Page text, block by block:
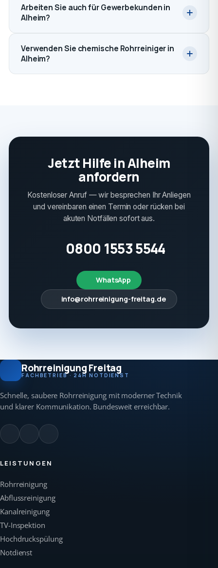
Arbeiten Sie auch für Gewerbekunden in
Alheim?
Verwenden Sie chemische Rohrreiniger in
Alheim?
Jetzt Hilfe in Alheim
anfordern
Kostenloser Anruf — wir besprechen Ihr Anliegen
und vereinbaren einen Termin oder rücken bei
akuten Notfällen sofort aus.
0800 1553 5544
WhatsApp
info@rohrreinigung-freitag.de
Rohrreinigung Freitag
FACHBETRIEB · 24H NOTDIENST
Schnelle, saubere Rohrreinigung mit moderner Technik
und klarer Kommunikation. Bundesweit erreichbar.
LEISTUNGEN
Rohrreinigung
Abflussreinigung
Kanalreinigung
TV-Inspektion
Hochdruckspülung
Notdienst